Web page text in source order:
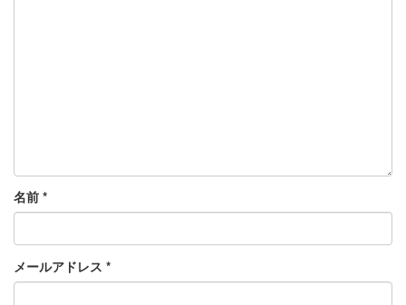
名前 *
メールアドレス *